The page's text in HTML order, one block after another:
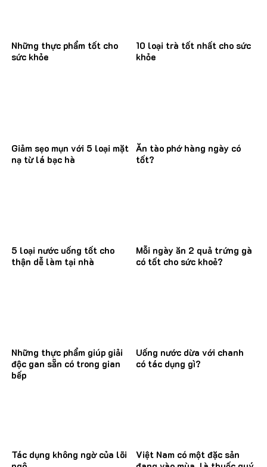
Những thực phẩm tốt cho
sức khỏe
10 loại trà tốt nhất cho sức
khỏe
Giảm sẹo mụn với 5 loại mặt
nạ từ lá bạc hà
Ăn tào phớ hàng ngày có
tốt?
5 loại nước uống tốt cho
thận dễ làm tại nhà
Mỗi ngày ăn 2 quả trứng gà
có tốt cho sức khoẻ?
Những thực phẩm giúp giải
độc gan sẵn có trong gian
bếp
Uống nước dừa với chanh
có tác dụng gì?
Tác dụng không ngờ của lõi
Việt Nam có một đặc sản